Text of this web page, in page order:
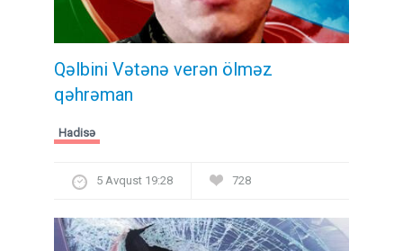
Qəlbini Vətənə verən ölməz
qəhrəman
Hadisə
5 Avqust 19:28 728